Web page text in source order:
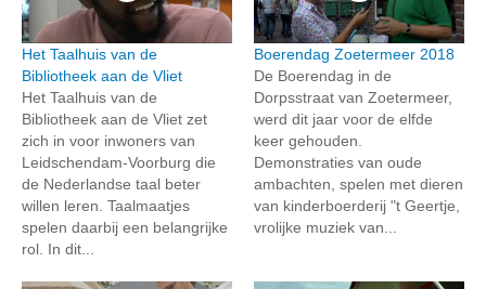
Het Taalhuis van de
Bibliotheek aan de Vliet
Het Taalhuis van de
Bibliotheek aan de Vliet zet
zich in voor inwoners van
Leidschendam-Voorburg die
de Nederlandse taal beter
willen leren. Taalmaatjes
spelen daarbij een belangrijke
rol. In dit...
Boerendag Zoetermeer 2018
De Boerendag in de
Dorpsstraat van Zoetermeer,
werd dit jaar voor de elfde
keer gehouden.
Demonstraties van oude
ambachten, spelen met dieren
van kinderboerderij "t Geertje,
vrolijke muziek van...